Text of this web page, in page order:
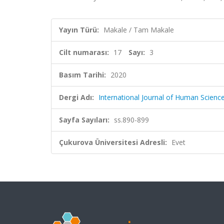
Yayın Türü: Makale / Tam Makale
Cilt numarası: 17 Sayı: 3
Basım Tarihi: 2020
Dergi Adı: International Journal of Human
Sayfa Sayıları: ss.890-899
Çukurova Üniversitesi Adresli: Evet